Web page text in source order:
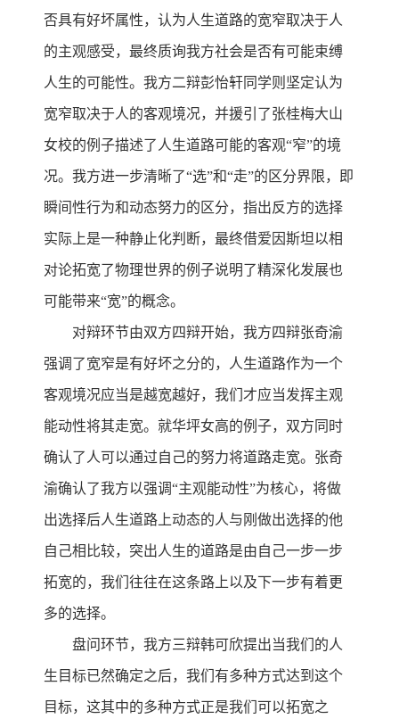
否具有好坏属性，认为人生道路的宽窄取决于人
的主观感受，最终质询我方社会是否有可能束缚
人生的可能性。我方二辩彭怡轩同学则坚定认为
宽窄取决于人的客观境况，并援引了张桂梅大山
女校的例子描述了人生道路可能的客观“窄”的境
况。我方进一步清晰了“选”和“走”的区分界限，即
瞬间性行为和动态努力的区分，指出反方的选择
实际上是一种静止化判断，最终借爱因斯坦以相
对论拓宽了物理世界的例子说明了精深化发展也
可能带来“宽”的概念。
对辩环节由双方四辩开始，我方四辩张奇渝
强调了宽窄是有好坏之分的，人生道路作为一个
客观境况应当是越宽越好，我们才应当发挥主观
能动性将其走宽。就华坪女高的例子，双方同时
确认了人可以通过自己的努力将道路走宽。张奇
渝确认了我方以强调“主观能动性”为核心，将做
出选择后人生道路上动态的人与刚做出选择的他
自己相比较，突出人生的道路是由自己一步一步
拓宽的，我们往往在这条路上以及下一步有着更
多的选择。
盘问环节，我方三辩韩可欣提出当我们的人
生目标已然确定之后，我们有多种方式达到这个
目标，这其中的多种方式正是我们可以拓宽之